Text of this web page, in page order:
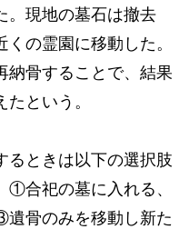
。現地の墓石は撤去
の霊園に移動した。
納骨することで、結果
という。
ときは以下の選択肢
①合祀の墓に入れる、
骨のみを移動し新た